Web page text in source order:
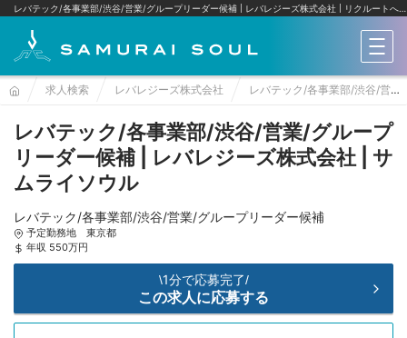
レバテック/各事業部/渋谷/営業/グループリーダー候補 | レバレジーズ株式会社 リクルートへの転職ならサムライソウル
メ
求人検索 レバレジーズ株式会社 レバテック/各事業部/渋谷/営業/グループリーダー候補
レバテック/各事業部/渋谷/営業/グループ
リーダー候補 | レバレジーズ株式会社 | サ
ムライソウル
レバテック/各事業部/渋谷/営業/グループリーダー候補
予定勤務地 東京都
年収 550万円
\1分で応募完了/
この求人に応募する